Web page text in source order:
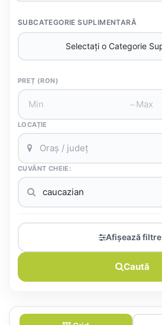
SUBCATEGORIE SUPLIMENTARĂ
PREȚ (RON)
–
LOCAȚIE
CUVÂNT CHEIE:
Afișează filtre
Caută